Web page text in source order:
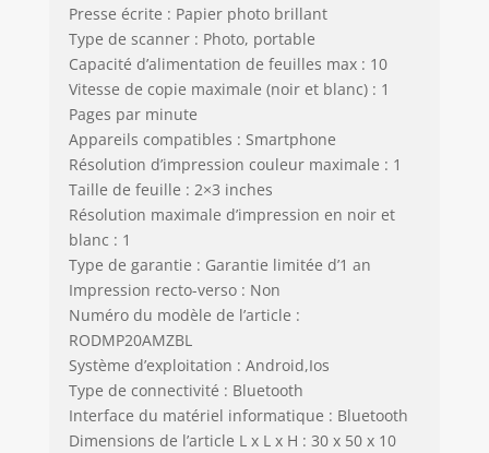
Presse écrite : Papier photo brillant
Type de scanner : Photo, portable
Capacité d’alimentation de feuilles max : 10
Vitesse de copie maximale (noir et blanc) : 1
Pages par minute
Appareils compatibles : Smartphone
Résolution d’impression couleur maximale : 1
Taille de feuille : 2×3 inches
Résolution maximale d’impression en noir et
blanc : 1
Type de garantie : Garantie limitée d’1 an
Impression recto-verso : Non
Numéro du modèle de l’article :
RODMP20AMZBL
Système d’exploitation : Android,Ios
Type de connectivité : Bluetooth
Interface du matériel informatique : Bluetooth
Dimensions de l’article L x L x H : 30 x 50 x 10